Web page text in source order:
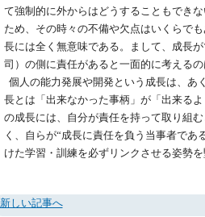
て強制的に外からはどうすることもでき
ため、その時々の不備や欠点はいくらで
長には全く無意味である。まして、成長
司）の側に責任があると一面的に考えるの
個人の能力発展や開発という成長は、あ
長とは「出来なかった事柄」が「出来る
の成長には、自分が責任を持って取り組
く、自らが“成長に責任を負う当事者であ
けた学習・訓練を必ずリンクさせる姿勢を
新しい記事へ